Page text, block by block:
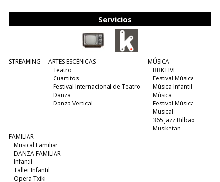
Servicios
STREAMING
ARTES ESCÉNICAS
Teatro
Cuartitos
Festival Internacional de Teatro
Danza
Danza Vertical
MÚSICA
BBK LIVE
Festival Música
Música Infantil
Música
Festival Música
Musical
365 Jazz Bilbao
Musiketan
FAMILIAR
Musical Familiar
DANZA FAMILIAR
Infantil
Taller Infantil
Opera Txiki